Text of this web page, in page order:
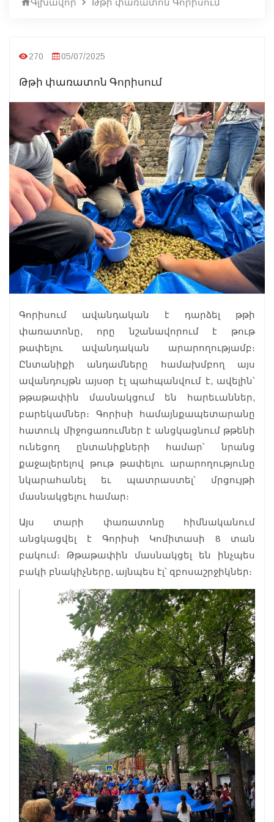
270 05/07/2025
Թթի փառատոն Գորիսում
Գորիսում ավանդական է դարձել թթի
փառատոնը, որը նշանավորում է թութ
թափելու ավանդական արարողությամբ։
Ընտանիքի անդամները համախմբող այս
ավանդույթն այսօր էլ պահպանվում է, ավելին՝
թթաթափին մասնակցում են հարեւաններ,
բարեկամներ։ Գորիսի համայնքապետարանը
հատուկ միջոցառումներ է անցկացնում թթենի
ունեցող ընտանիքների համար՝ նրանց
քաջալերելով թութ թափելու արարողությունը
նկարահանել եւ պատրաստել՝ մրցույթի
մասնակցելու համար։
Այս տարի փառատոնը հիմնականում
անցկացվել է Գորիսի Կոմիտասի 8 տան
բակում։ Թթաթափին մասնակցել են ինչպես
բակի բնակիչները, այնպես էլ՝ զբոսաշրջիկներ։